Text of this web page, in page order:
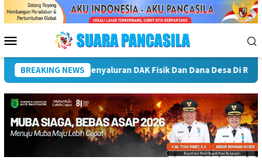
Menu
Mobile
BREAKING NEWS
Plt Bupati Rejang Lebong Terima Audiensi Rumah